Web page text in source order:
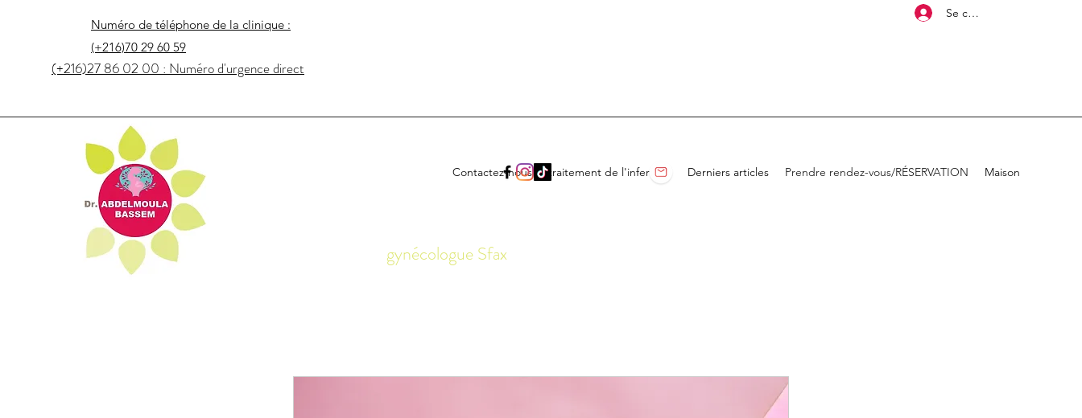
Numéro de téléphone de la clinique :
(+216)70 29 60 59
(+216)27 86 02 00 : Numéro d'urgence direct
Se connecter
Maison
Prendre rendez-vous/RÉSERVATION
Derniers articles
traitement de l'infertilité
Contactez-nous
gynécologue Sfax